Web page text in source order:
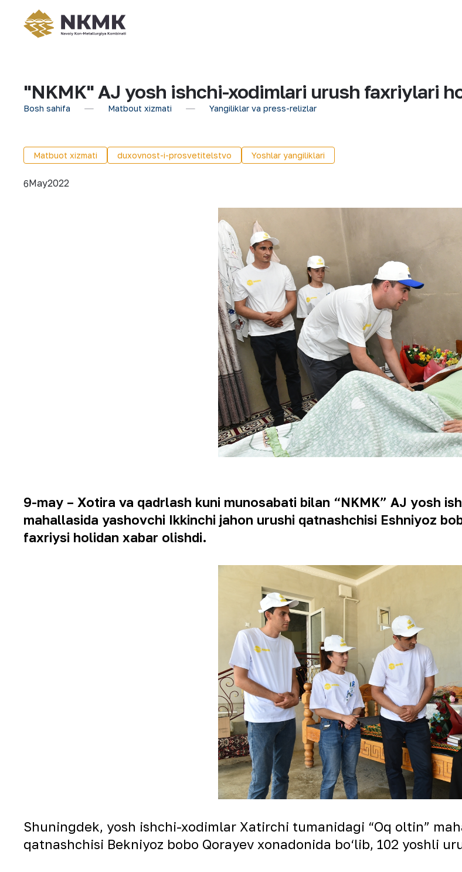
"NKMK" AJ yosh ishchi-xodimlari urush faxriylari
Bosh sahifa Matbout xizmati Yangiliklar va press-relizlar
Matbuot xizmati duxovnost-i-prosvetitelstvo Yoshlar yangiliklari
6May2022
9-may – Xotira va qadrlash kuni munosabati bilan “NKMK” AJ yosh
mahallasida yashovchi Ikkinchi jahon urushi qatnashchisi Eshniyoz
faxriysi holidan xabar olishdi.
Shuningdek, yosh ishchi-xodimlar Xatirchi tumanidagi “Oq oltin”
qatnashchisi Bekniyoz bobo Qorayev xonadonida bo‘lib, 102 yoshli